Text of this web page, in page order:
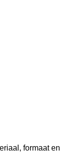
formaat en